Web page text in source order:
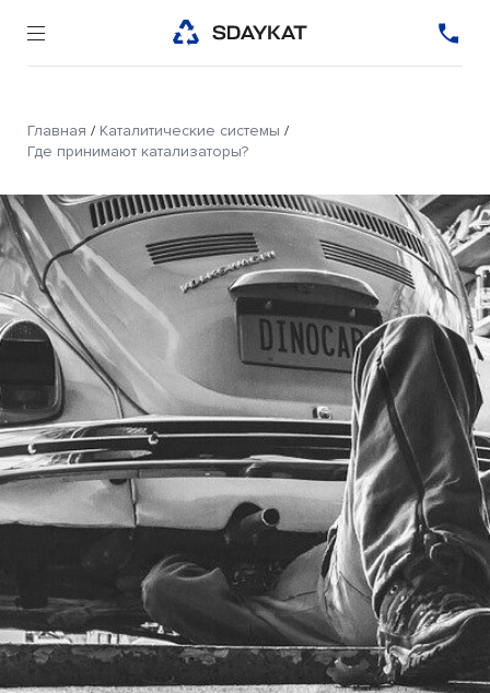
Главная / Каталитические системы /
Где принимают катализаторы?